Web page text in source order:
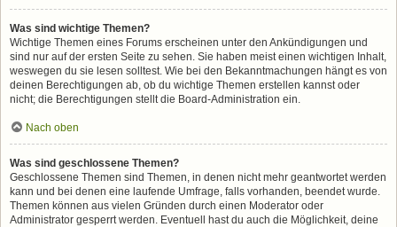
Was sind wichtige Themen?
Wichtige Themen eines Forums erscheinen unter den Ankündigungen und
sind nur auf der ersten Seite zu sehen. Sie haben meist einen wichtigen Inhalt,
weswegen du sie lesen solltest. Wie bei den Bekanntmachungen hängt es von
deinen Berechtigungen ab, ob du wichtige Themen erstellen kannst oder
nicht; die Berechtigungen stellt die Board-Administration ein.
Nach oben
Was sind geschlossene Themen?
Geschlossene Themen sind Themen, in denen nicht mehr geantwortet werden
kann und bei denen eine laufende Umfrage, falls vorhanden, beendet wurde.
Themen können aus vielen Gründen durch einen Moderator oder
Administrator gesperrt werden. Eventuell hast du auch die Möglichkeit, deine